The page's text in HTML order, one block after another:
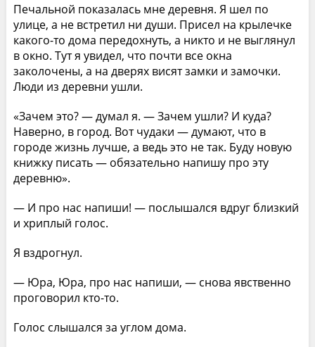
Печальной показалась мне деревня. Я шел по
улице, а не встретил ни души. Присел на крылечке
какого-то дома передохнуть, а никто и не выглянул
в окно. Тут я увидел, что почти все окна
заколочены, а на дверях висят замки и замочки.
Люди из деревни ушли.
«Зачем это? — думал я. — Зачем ушли? И куда?
Наверно, в город. Вот чудаки — думают, что в
городе жизнь лучше, а ведь это не так. Буду новую
книжку писать — обязательно напишу про эту
деревню».
— И про нас напиши! — послышался вдруг близкий
и хриплый голос.
Я вздрогнул.
— Юра, Юра, про нас напиши, — снова явственно
проговорил кто-то.
Голос слышался за углом дома.